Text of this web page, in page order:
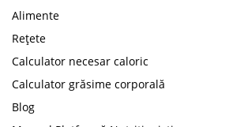
Alimente
Rețete
Calculator necesar caloric
Calculator grăsime corporală
Blog